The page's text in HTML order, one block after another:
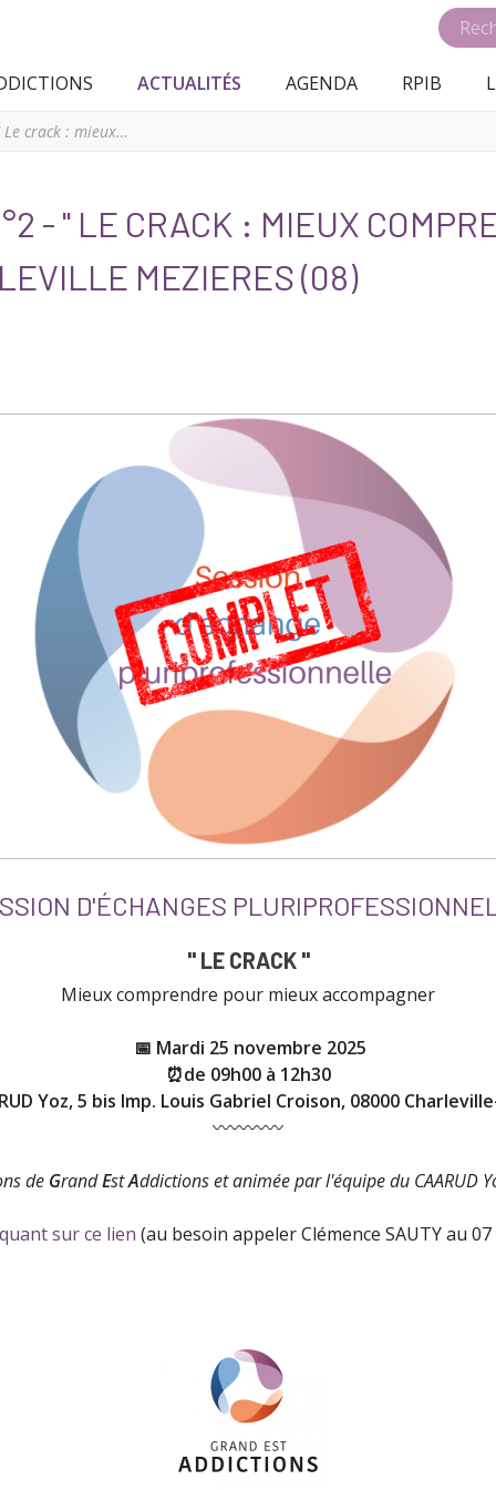
ACTUALITÉS AGENDA RPIB
Session d'échanges N°2 - " Le crack : mieux comprendre pour mieux accompagner " - CHARLEVILLE MEZIERES (08)
- " LE CRACK : MIEUX
MEZIERES (08)
D'ÉCHANGES
" LE CRACK "
Mieux comprendre pour mieux accompagner
📅 Mardi 25 novembre 2025
⏰de 09h00 à 12h30
Yoz, 5 bis Imp. Louis Gabriel Croison, 08000
〰️〰️〰️〰️
de GrandEstAddictions et animée par l'équipe du CAARUD
sur ce lien (au besoin appeler Clémence SAUTY au 07